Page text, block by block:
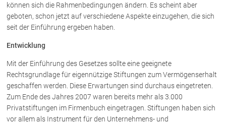
Netzwerk
Download
Anwälte
Dr. Stefan Müller
Mag. Patrick Piccolruaz
können sich die Rahmenbedingungen ändern. Es scheint aber
geboten, schon jetzt auf verschiedene Aspekte einzugehen, die sich
seit der Einführung ergeben haben.
Entwicklung
Mit der Einführung des Gesetzes sollte eine geeignete
Rechtsgrundlage für eigennützige Stiftungen zum Vermögenserhalt
geschaffen werden. Diese Erwartungen sind durchaus eingetreten.
Zum Ende des Jahres 2007 waren bereits mehr als 3.000
Privatstiftungen im Firmenbuch eingetragen. Stiftungen haben sich
vor allem als Instrument für den Unternehmens- und